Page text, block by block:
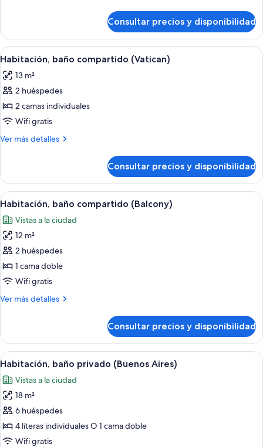
baño
compartido
(Versailles)
Consultar precios y disponibilidad
Abrir
todas
las
fotos
de
Habitación,
baño
Un dormitorio ordenado con una
6
Habitación, baño compartido (Vatican)
13 m²
2 huéspedes
2 camas individuales
Wifi gratis
Ver más detalles
Más
baño
compartido
(Vatican)
Consultar precios y disponibilidad
Abrir
todas
las
fotos
de
Habitación,
baño
(Balcony)
Una mesa redonda de madera con
8
Habitación, baño compartido (Balcony)
Vistas a la ciudad
12 m²
2 huéspedes
1 cama doble
Wifi gratis
Ver más detalles
Más
baño
compartido
(Balcony)
Consultar precios y disponibilidad
Abrir
todas
las
fotos
de
Habitación,
baño
Un dormitorio con cama, una silla,
7
Habitación, baño privado (Buenos Aires)
Vistas a la ciudad
18 m²
6 huéspedes
4 literas individuales O 1 cama doble
Wifi gratis